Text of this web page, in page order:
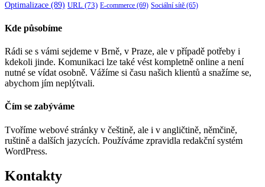
Optimalizace (89) URL (73) E-commerce (69) Sociální sítě (65)
Kde působíme
Rádi se s vámi sejdeme v Brně, v Praze, ale v případě potřeby i
kdekoli jinde. Komunikaci lze také vést kompletně online a není
nutné se vídat osobně. Vážíme si času našich klientů a snažíme se,
abychom jím neplýtvali.
Čím se zabýváme
Tvoříme webové stránky v češtině, ale i v angličtině, němčině,
ruštině a dalších jazycích. Používáme zpravidla redakční systém
WordPress.
Kontakty